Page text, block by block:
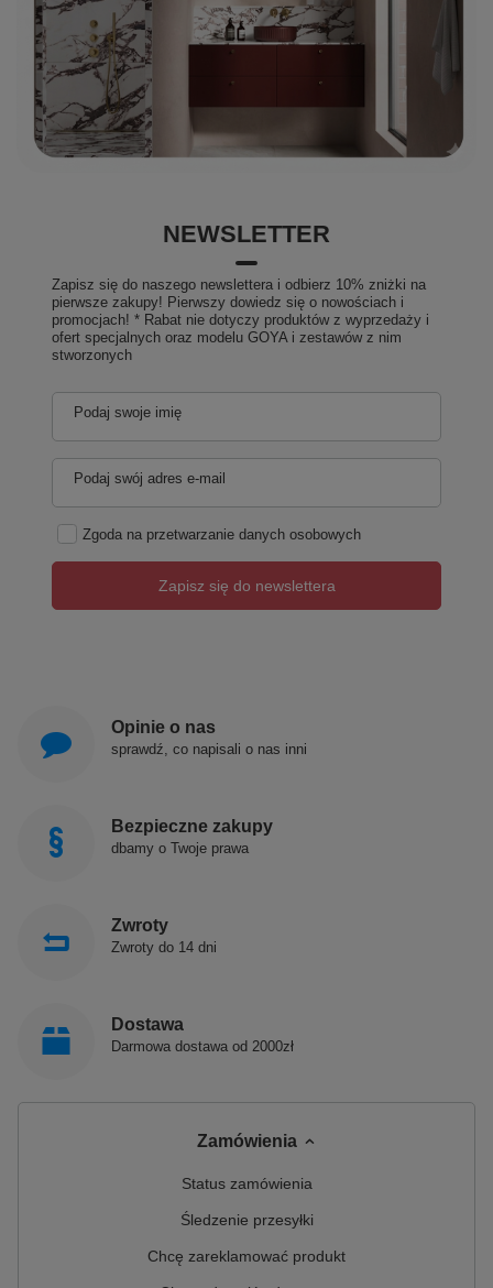
NEWSLETTER
Zapisz się do naszego newslettera i odbierz 10% zniżki na
pierwsze zakupy! Pierwszy dowiedz się o nowościach i
promocjach! * Rabat nie dotyczy produktów z wyprzedaży i
ofert specjalnych oraz modelu GOYA i zestawów z nim
stworzonych
Podaj swoje imię
Podaj swój adres e-mail
Zgoda na przetwarzanie danych osobowych
Zapisz się do newslettera
Opinie o nas
sprawdź, co napisali o nas inni
Bezpieczne zakupy
dbamy o Twoje prawa
Zwroty
Zwroty do 14 dni
Dostawa
Darmowa dostawa od 2000zł
Zamówienia
Status zamówienia
Śledzenie przesyłki
Chcę zareklamować produkt